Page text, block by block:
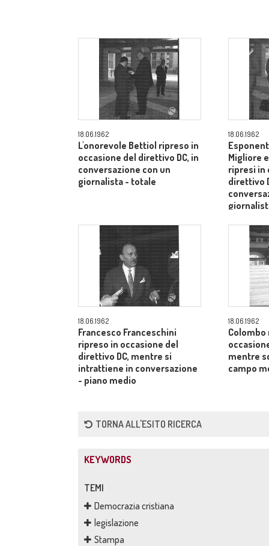
18.06.1962
L'onorevole Bettiol ripreso in
occasione del direttivo DC, in
conversazione con un
giornalista - totale
18.06.1962
Migliore
ripresi in
direttivo
18.06.1962
Francesco Franceschini
ripreso in occasione del
direttivo DC, mentre si
intrattiene in conversazione
- piano medio
18.06.1962
mentre
campo
TORNA ALL'ESITO RICERCA
KEYWORDS
TEMI
Democrazia cristiana
legislazione
Stampa